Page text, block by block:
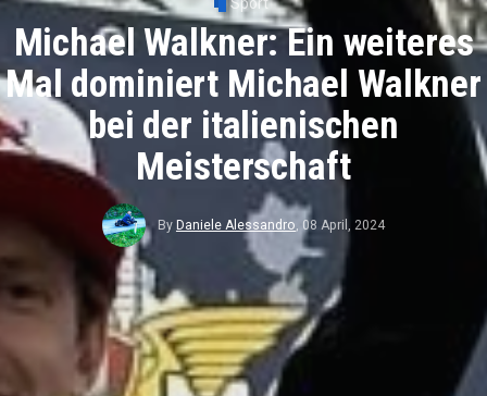
Sport
Michael Walkner: Ein weiteres
Mal dominiert Michael Walkner
bei der italienischen
Meisterschaft
By Daniele Alessandro 08 April, 2024